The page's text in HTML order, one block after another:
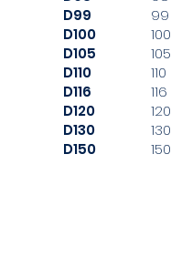
D99
D100
D105
D110
D116
D120
D130
D150
99
100
105
110
116
120
130
150